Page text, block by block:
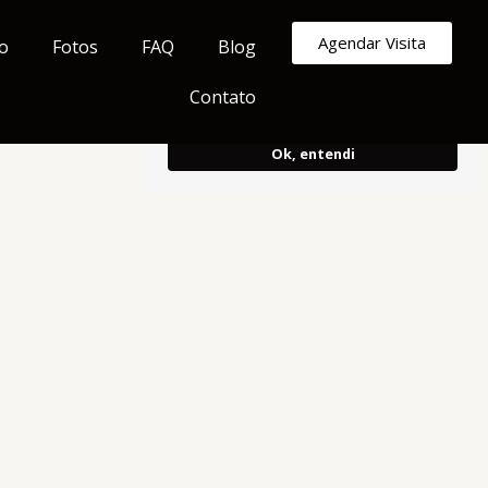
Armazenamos cookies para melhorar e
personalizar sua experiência de
navegação.
com o uso do mesmo.
Ok, entendi
Fotos FAQ Blog
Contato
Agendar Visita